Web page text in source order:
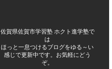
佐賀県佐賀市学習塾 ホクト進学塾で
は
ほっと一息つけるブログをゆる～い
感じで更新中です。お気軽にどう
ぞ。